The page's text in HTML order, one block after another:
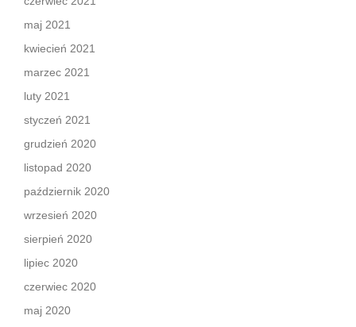
maj 2021
kwiecień 2021
marzec 2021
luty 2021
styczeń 2021
grudzień 2020
listopad 2020
październik 2020
wrzesień 2020
sierpień 2020
lipiec 2020
czerwiec 2020
maj 2020